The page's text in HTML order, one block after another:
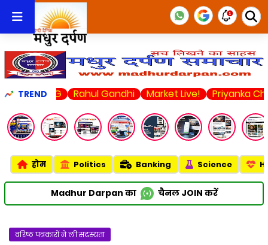
TREND
LSG Rahul Gandhi Market Live! Priyanka Chopra
होम Politics Banking Science
Madhur Darpan का चैनल JOIN करें
वरिष्ठ पत्रकारों ने ली सदस्यता